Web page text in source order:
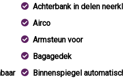
Achterbank in delen
Airco
Armsteun voor
Bagagedek
Binnenspiegel